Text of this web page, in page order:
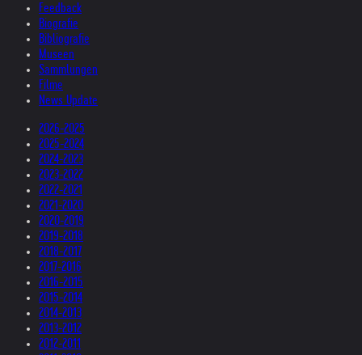
Feedback
Biografie
Bibliografie
Museen
Sammlungen
Filme
News Update
2026-2025
2025-2024
2024-2023
2023-2022
2022-2021
2021-2020
2020-2019
2019-2018
2018-2017
2017-2016
2016-2015
2015-2014
2014-2013
2013-2012
2012-2011